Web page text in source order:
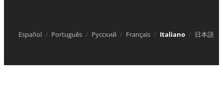
Español Português Русский Français Italiano 日本語